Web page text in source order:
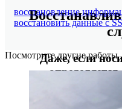
Даже, если
Отправьте заявку
восстановление
восстановить данные с
Посмотрите другие работы